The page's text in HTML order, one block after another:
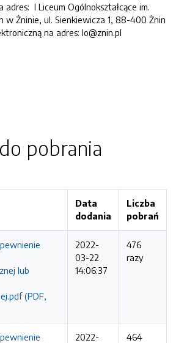
adres: I Liceum Ogólnokształcące im.
w Żninie, ul. Sienkiewicza 1, 88-400 Żnin
na adres: lo@znin.pl
pobrania
Data
dodania
Liczba
pobrań
lub
(PDF,
2022-
03-22
14:06:37
476
razy
2022-
464